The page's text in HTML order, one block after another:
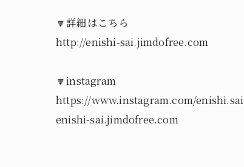
🔽詳細はこちら
http://enishi-sai.jimdofree.com
🔽instagram
https://www.instagram.com/enishi.sai
enishi-sai.jimdofree.com